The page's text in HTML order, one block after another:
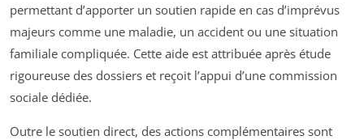
permettant d’apporter un soutien rapide en cas d’imprévus
majeurs comme une maladie, un accident ou une situation
familiale compliquée. Cette aide est attribuée après étude
rigoureuse des dossiers et reçoit l’appui d’une commission
sociale dédiée.
Outre le soutien direct, des actions complémentaires sont